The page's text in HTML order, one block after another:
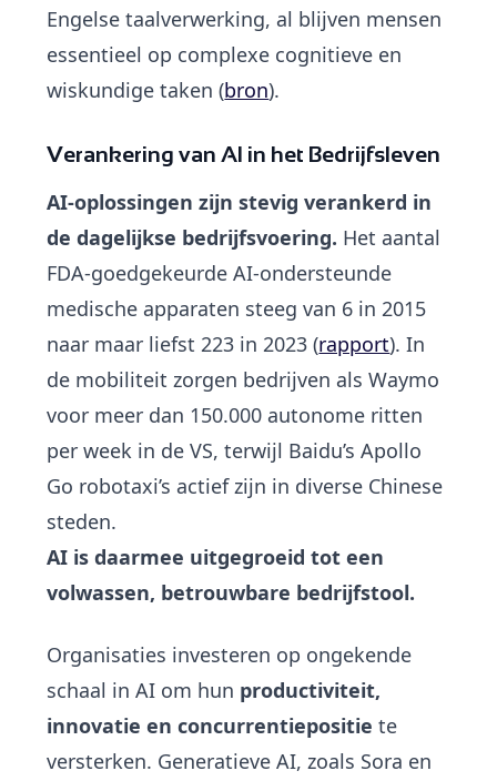
Engelse taalverwerking, al blijven mensen
essentieel op complexe cognitieve en
wiskundige taken (bron).
Verankering van AI in het Bedrijfsleven
AI-oplossingen zijn stevig verankerd in
de dagelijkse bedrijfsvoering. Het aantal
FDA-goedgekeurde AI-ondersteunde
medische apparaten steeg van 6 in 2015
naar maar liefst 223 in 2023 (rapport). In
de mobiliteit zorgen bedrijven als Waymo
voor meer dan 150.000 autonome ritten
per week in de VS, terwijl Baidu’s Apollo
Go robotaxi’s actief zijn in diverse Chinese
steden.
AI is daarmee uitgegroeid tot een
volwassen, betrouwbare bedrijfstool.
Organisaties investeren op ongekende
schaal in AI om hun productiviteit,
innovatie en concurrentiepositie te
versterken. Generatieve AI, zoals Sora en